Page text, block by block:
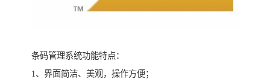
条码管理系统功能特点：
1、界面简洁、美观，操作方便；